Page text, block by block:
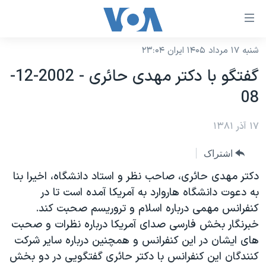
لینکهای
دسترسی
جهش
محتوای
اصلی
صفحه
اصلی
جهش
جستجو
نسخه سبک وب‌سایت
موضوع ها
ایران
آمریکا
ورزشی
گزیده‌ها
ویژه برنامه‌ها
ویدیوها
برنامه های تلویزیونی
جدول برنامه ها
صفحه‌های ویژه
جام جهانی ۲۰۲۶
عملیات خشم حماسی
۲۵۰سالگی آمریکا
بایگانی برنامه‌های تلویزیونی
فرکانس‌های صدای آمریکا
پخش رادیویی
یادگیری زبان انگلیسی
شنبه ۱۷ مرداد ۱۴۰۵ ایران ۲۳:۰۴
گفتگو با دکتر مهدی حائری - 2002-12-
08
۱۷ آذر ۱۳۸۱
اشتراک
دکتر مهدی حائری، صاحب نظر و استاد دانشگاه، اخيرا بنا
به دعوت دانشگاه هاروارد به آمريکا آمده است تا در
کنفرانس مهمی درباره اسلام و تروريسم صحبت کند.
خبرنگار بخش فارسی صدای آمريکا درباره نظرات و صحبت
های ايشان در اين کنفرانس و همچنين درباره ساير شرکت
کنندگان اين کنفرانس با دکتر حائری گفتگويی در دو بخش